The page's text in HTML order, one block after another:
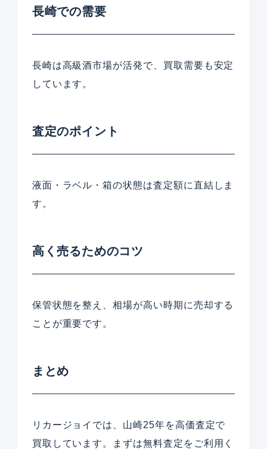
長崎での需要
長崎は高級酒市場が活発で、買取需要も安定
しています。
査定のポイント
液面・ラベル・箱の状態は査定額に直結しま
す。
高く売るためのコツ
保管状態を整え、相場が高い時期に売却する
ことが重要です。
まとめ
リカージョイでは、山崎25年を高価査定で
買取しています。まずは無料査定をご利用く